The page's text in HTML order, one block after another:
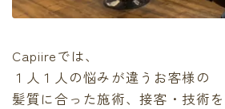
Capiireでは、
１人１人の悩みが違うお客様の
髪質に合った施術、接客・技術を